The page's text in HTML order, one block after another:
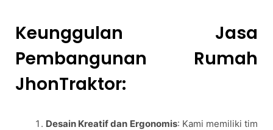
Keunggulan Jasa
Pembangunan Rumah
JhonTraktor:
Desain Kreatif dan Ergonomis: Kami memiliki tim